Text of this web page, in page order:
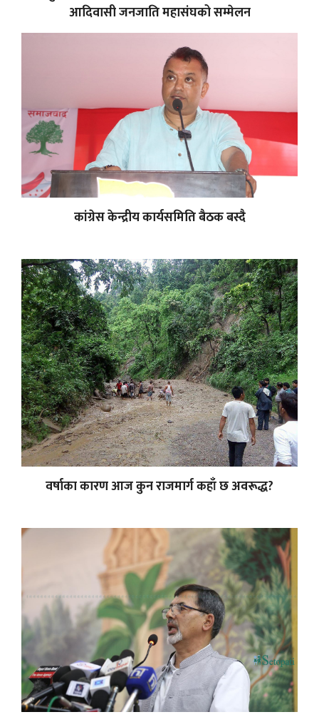
आदिवासी जनजाति महासंघको सम्मेलन
कांग्रेस केन्द्रीय कार्यसमिति बैठक बस्दै
वर्षाका कारण आज कुन राजमार्ग कहाँ छ अवरूद्ध?